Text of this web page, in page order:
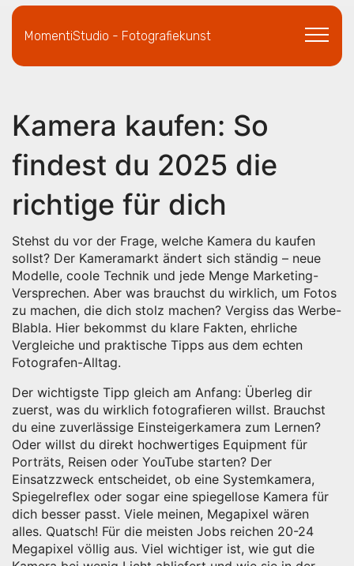
MomentiStudio - Fotografiekunst
Kamera kaufen: So
findest du 2025 die
richtige für dich
Stehst du vor der Frage, welche Kamera du kaufen
sollst? Der Kameramarkt ändert sich ständig – neue
Modelle, coole Technik und jede Menge Marketing-
Versprechen. Aber was brauchst du wirklich, um Fotos
zu machen, die dich stolz machen? Vergiss das Werbe-
Blabla. Hier bekommst du klare Fakten, ehrliche
Vergleiche und praktische Tipps aus dem echten
Fotografen-Alltag.
Der wichtigste Tipp gleich am Anfang: Überleg dir
zuerst, was du wirklich fotografieren willst. Brauchst
du eine zuverlässige Einsteigerkamera zum Lernen?
Oder willst du direkt hochwertiges Equipment für
Porträts, Reisen oder YouTube starten? Der
Einsatzzweck entscheidet, ob eine Systemkamera,
Spiegelreflex oder sogar eine spiegellose Kamera für
dich besser passt. Viele meinen, Megapixel wären
alles. Quatsch! Für die meisten Jobs reichen 20-24
Megapixel völlig aus. Viel wichtiger ist, wie gut die